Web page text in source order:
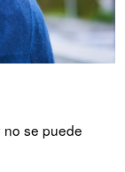
no se puede